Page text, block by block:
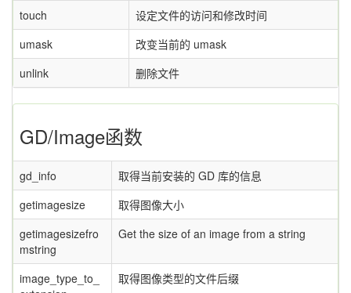
touch
设定文件的访问和修改时间
umask
改变当前的 umask
unlink
删除文件
GD/Image函数
gd_info
取得当前安装的 GD 库的信息
getimagesize
取得图像大小
getimagesizefro
mstring
Get the size of an image from a string
image_type_to_
取得图像类型的文件后缀